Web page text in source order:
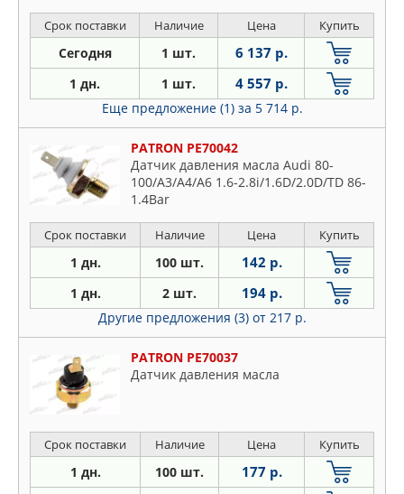
Срок поставки Наличие Цена Купить
Сегодня 1 шт. 6 137 р.
1 дн. 1 шт. 4 557 р.
Еще предложение (1) за 5 714 р.
PATRON PE70042
Датчик давления масла Audi 80-
100/A3/A4/A6 1.6-2.8i/1.6D/2.0D/TD 86-
1.4Bar
Срок поставки Наличие Цена Купить
1 дн. 100 шт. 142 р.
1 дн. 2 шт. 194 р.
Другие предложения (3) от 217 р.
PATRON PE70037
Датчик давления масла
Срок поставки Наличие Цена Купить
1 дн. 100 шт.
177 р.